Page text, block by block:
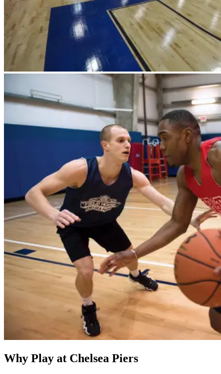
Why Play at Chelsea Piers​​​​‌ ‍ ​‍​‍‌‍ ‌ ​‍‌‍‍‌‌‍‌ ‌‍‍‌‌‍ ‍​‍​‍​ ‍‍​‍​‍‌ ​ ‌‍​‌‌‍ ‍‌‍‍‌‌ ‌​‌ ‍‌​‍ ‍‌‍‍‌‌‍ ​‍​‍​‍ ​​‍​‍‌‍‍​‌ ​‍‌‍‌‌‌‍‌‍​‍​‍​ ‍‍​‍​‍‌‍‍​‌ ‌​‌ ‌​‌ ​​‌ ​ ​ ‍‍​‍ ​‍ ‌‍​ ‌‍‍​‌‍‌‌‌‍ ​‌ ​ ‌‍‌‌‌‍​‌‌ ​​‌‍‍‌‌‍‌‌‌ ​‍‌ ​ ​‍ ‍‌ ​ ‌‍​‌‌‍ ‍‌‍‍‌‌ ‌​‌ ‍‌​‍ ‍‌ ​ ‌ ‌​‌ ‌‌‌‍‌​‌‍‍‌‌‍ ​‍ ‌‍‍‌‌‍ ‍‌ ‌​‌‍‌‌‌‍ ‍‌ ‌​​‍ ‌‍‌‌‌‍‌​‌‍‍‌‌ ‌​​‍ ‌‍ ‌‌‍ ‌‍‌​‌‍‌‌​ ‌‌ ​​‌ ​‍‌‍‌‌‌ ​ ‌‍‌‌‌‍ ‍‌ ‌​‌‍​‌‌ ‌​‌‍‍‌‌‍ ‌‍ ‍​ ‍ ‌‍‍‌‌‍‌​​ ‌​ ​‌​ ​‍​ ​​‌‍​ ‌‍​‌​ ‍​‌‍‌​‌‍​‌​‍ ‌‌‍‌‌​ ‌‌​ ‍​​ ‌ ​‍ ‌​ ‌​‌‍‌‍‌‍‌‍​ ‌​​‍ ‌​ ‍​​ ‌ ‌‍‌​‌‍​ ​‍ ‌​ ‌​​ ‌ ​ ​‌‌‍‌‌​ ‌‌​ ‌ ‌‍‌​‌‍​ ​ ‍‌​ ‍‌​ ​‌​ ‍​​ ‍ ‌ ‌​‌ ‍‌‌ ​​‌‍‌‌​ ‌‌ ‌‍‌‍‌‌‌‍ ‍‌ ‌‌‌‍‌‌‌‌​ ‌‍ ​‌ ‌‌‌‍‌ ‌‌​​‌‍​‌‌‍‌ ‌‍‌‌​ ‍ ‌ ​​‌‍​‌‌ ‌​‌‍‍​​ ‌‌ ​​‌‍​‌‌‍‌ ‌‍‌‌‌​​‍‌ ‌‌‌‍‍‌‌‍ ​‌‍‌​‌‍‌‌‌ ​‍​‍‌‌​ ‌‌‌​​‍‌‌ ‌‍‍ ‌‍‌‌‌ ‍‌​‍‌‌​ ​ ‌​‌​​‍‌‌​ ​ ‌​‌​​‍‌‌​ ​‍​ ​‍​ ‍​‌‍​‍​ ​‌​ ​ ‌‍‌‌​ ‍‌​ ‌‌‌‍‌‍‌‍​‌‌‍‌‍​ ‍​​ ‍​​‍‌‌​ ​‍​ ​‍​‍‌‌​ ‌‌‌​‌​​‍ ‍‌‍‌‍‌‍‌‌‌‍​‌‌ ‌​‌ ‌‌‌ ​‍‌‍‌‌‌​ ​‌‍‍‌‌ ​ ‌ ‌​‌‌‌​‌‍‍‌‌ ‌​‌‍ ​‌‍‌‌​ ‌‍​‍‌‍​‌‌ ​ ‌‍‌‌‌‌‌‌‌ ​‍‌‍ ​​ ‌‌‍‍​‌ ‌​‌ ‌​‌ ​​‌ ​ ​‍‌‌​ ​ ‌​​‌​‍‌‌​ ​‍‌​‌‍​‍‌‌​ ​‍‌​‌‍‌‍​ ‌‍‍​‌‍‌‌‌‍ ​‌ ​ ‌‍‌‌‌‍​‌‌ ​​‌‍‍‌‌‍‌‌‌ ​‍‌ ​ ​‍ ‍‌ ​ ‌‍​‌‌‍ ‍‌‍‍‌‌ ‌​‌ ‍‌​‍ ‍‌ ​ ‌ ‌​‌ ‌‌‌‍‌​‌‍‍‌‌‍ ​‍‌‍‌‍‍‌‌‍‌​​ ‌​ ​‌​ ​‍​ ​​‌‍​ ‌‍​‌​ ‍​‌‍‌​‌‍​‌​‍ ‌‌‍‌‌​ ‌‌​ ‍​​ ‌ ​‍ ‌​ ‌​‌‍‌‍‌‍‌‍​ ‌​​‍ ‌​ ‍​​ ‌ ‌‍‌​‌‍​ ​‍ ‌​ ‌​​ ‌ ​ ​‌‌‍‌‌​ ‌‌​ ‌ ‌‍‌​‌‍​ ​ ‍‌​ ‍‌​ ​‌​ ‍​​‍‌‍‌ ‌​‌ ‍‌‌ ​​‌‍‌‌​ ‌‌ ‌‍‌‍‌‌‌‍ ‍‌ ‌‌‌‍‌‌‌‌​ ‌‍ ​‌ ‌‌‌‍‌ ‌‌​​‌‍​‌‌‍‌ ‌‍‌‌​‍‌‍‌ ​​‌‍​‌‌ ‌​‌‍‍​​ ‌‌ ​​‌‍​‌‌‍‌ ‌‍‌‌‌​​‍‌ ‌‌‌‍‍‌‌‍ ​‌‍‌​‌‍‌‌‌ ​‍​‍‌‌​ ‌‌‌​​‍‌‌ ‌‍‍ ‌‍‌‌‌ ‍‌​‍‌‌​ ​ ‌​‌​​‍‌‌​ ​ ‌​‌​​‍‌‌​ ​‍​ ​‍​ ‍​‌‍​‍​ ​‌​ ​ ‌‍‌‌​ ‍‌​ ‌‌‌‍‌‍‌‍​‌‌‍‌‍​ ‍​​ ‍​​‍‌‌​ ​‍​ ​‍​‍‌‌​ ‌‌‌​‌​​‍ ‍‌‍‌‍‌‍‌‌‌‍​‌‌ ‌​‌ ‌‌‌ ​‍‌‍‌‌‌​ ​‌‍‍‌‌ ​ ‌ ‌​‌‌‌​‌‍‍‌‌ ‌​‌‍ ​‌‍‌‌​‍‌‍‌ ​​‌‍‌‌‌ ​‍‌ ​ ‌ ​​‌‍‌‌‌‍​ ‌ ‌​‌‍‍‌‌ ‌‍‌‍‌‌​ ‌‌ ​​‌ ‌‌‌‍​‍‌‍ ​‌‍‍‌‌ ​ ‌‍‍​‌‍‌‌‌‍‌​​‍​‍‌ ‌